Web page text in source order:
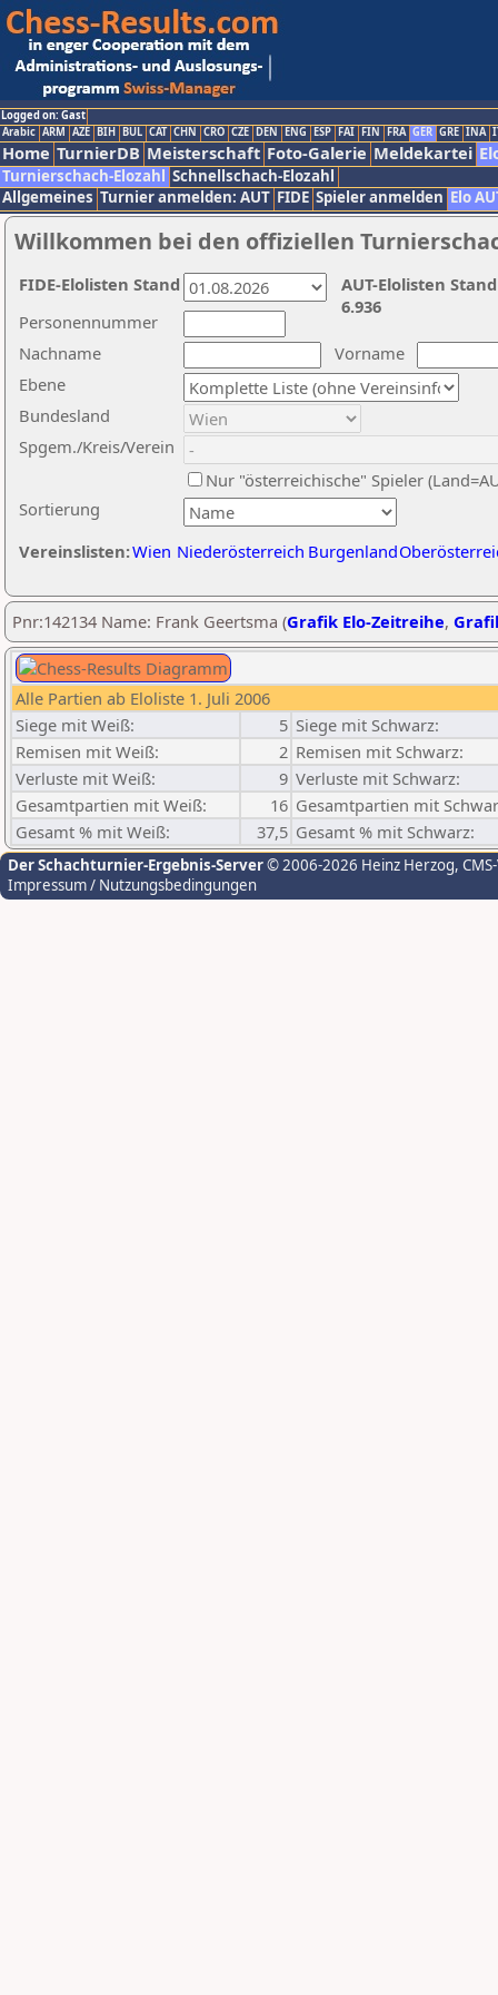
Logged on: Gast
Arabic ARM AZE BIH BUL CAT CHN CRO CZE DEN ENG ESP FAI FIN FRA GER GRE INA
Home TurnierDB Meisterschaft Foto-Galerie Meldekartei
Turnierschach-Elozahl Schnellschach-Elozahl
Allgemeines Turnier anmelden: AUT FIDE Spieler anmelden Elo
Willkommen bei den offiziellen
Nachname
Vorname
Ebene
Sortierung
Personennummer
Bundesland
Spgem./Kreis/Verein
Nur "österreichische" Spieler
Vereinslisten:Wien Niederösterreich Burgenland
AUT-Elolisten
6.936
FIDE-Elolisten Stand
Pnr:142134 Name: Frank Geertsma (Grafik Elo-Zeitreihe,
Alle Partien ab Eloliste 1. Juli 2006
Siege mit Weiß:
5 Siege mit Schwarz:
Remisen mit Weiß:
2 Remisen mit Schwarz:
Verluste mit Weiß:
9 Verluste mit Schwarz:
Gesamtpartien mit Weiß:
16 Gesamtpartien mit
Gesamt % mit Weiß:
37,5 Gesamt % mit Schwarz:
Der Schachturnier-Ergebnis-Server© 2006-2026 Heinz Herzog,
Impressum / Nutzungsbedingungen